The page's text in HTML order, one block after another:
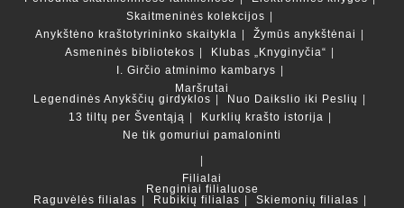
Skaitmeninės kolekcijos
Anykštėno kraštotyrininko skaitykla
Žymūs anykštėnai
Asmeninės bibliotekos
Klubas „Knyginyčia“
I. Girčio atminimo kambarys
Maršrutai
Legendinės Anykščių girdyklos
Nuo Daikslio iki Peslių
13 tiltų per Šventąją
Kurklių krašto istorija
Ne tik gomuriui pamaloninti
Filialai
Renginiai filialuose
Raguvėlės filialas
Rubikių filialas
Skiemonių filialas